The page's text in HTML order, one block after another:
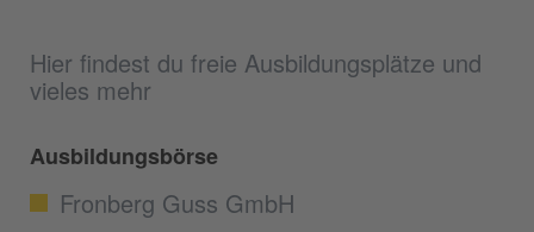
Hier findest du freie Ausbildungsplätze und
vieles mehr
Ausbildungsbörse
Fronberg Guss GmbH